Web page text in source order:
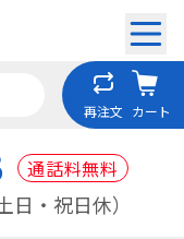
再注文 カート
通話料無料
日・祝日休）